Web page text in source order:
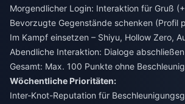
Morgendlicher Login: Interaktion für Gruß
Bevorzugte Gegenstände schenken (Profil
Im Kampf einsetzen – Shiyu, Hollow Zero,
Abendliche Interaktion: Dialoge
Gesamt: Max. 100 Punkte ohne
Wöchentliche Prioritäten:
Inter-Knot-Reputation für